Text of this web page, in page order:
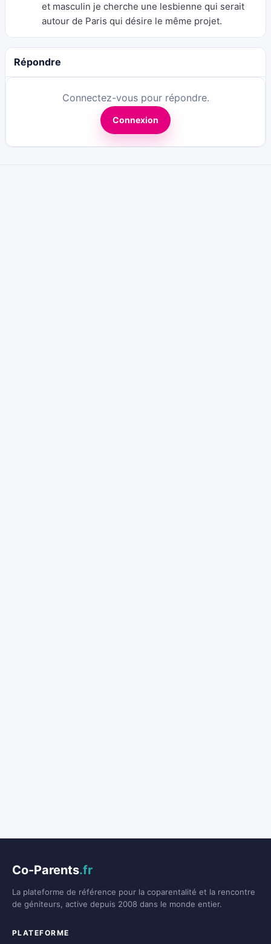
et masculin je cherche une lesbienne qui serait
autour de Paris qui désire le même projet.
Répondre
Connectez-vous pour répondre.
Connexion
Co-Parents.fr
La plateforme de référence pour la coparentalité et la rencontre
de géniteurs, active depuis 2008 dans le monde entier.
PLATEFORME